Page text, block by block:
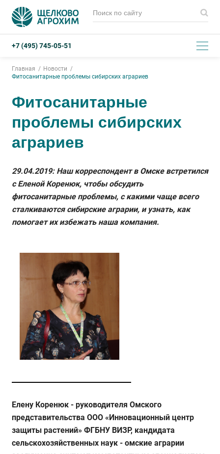
+7 (495) 745-05-51
Главная
Новости
Фитосанитарные проблемы сибирских аграриев
Фитосанитарные
проблемы сибирских
аграриев
29.04.2019: Наш корреспондент в Омске встретился
с Еленой Коренюк, чтобы обсудить
фитосанитарные проблемы, с какими чаще всего
сталкиваются сибирские аграрии, и узнать, как
помогает их избежать наша компания.
Елену Коренюк - руководителя Омского
представительства ООО «Инновационный центр
защиты растений» ФГБНУ ВИЗР, кандидата
сельскохозяйственных наук - омские аграрии